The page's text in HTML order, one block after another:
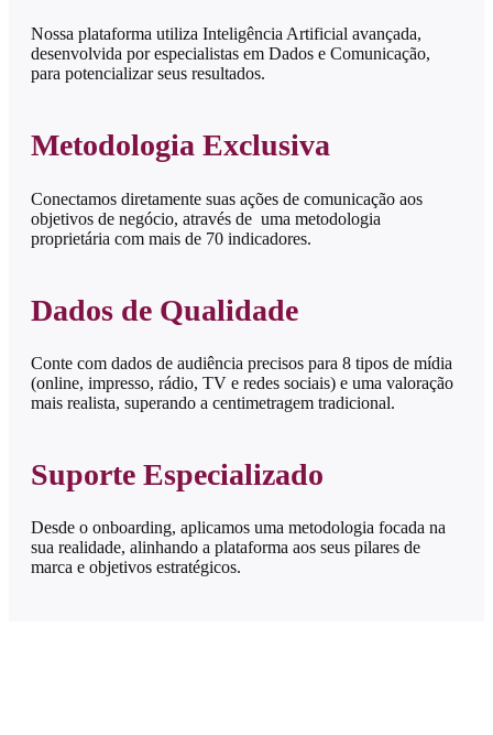
Nossa plataforma utiliza Inteligência Artificial avançada,
desenvolvida por especialistas em Dados e Comunicação,
para potencializar seus resultados.
Metodologia Exclusiva
Conectamos diretamente suas ações de comunicação aos
objetivos de negócio, através de uma metodologia
proprietária com mais de 70 indicadores.
Dados de Qualidade
Conte com dados de audiência precisos para 8 tipos de mídia
(online, impresso, rádio, TV e redes sociais) e uma valoração
mais realista, superando a centimetragem tradicional.
Suporte Especializado
Desde o onboarding, aplicamos uma metodologia focada na
sua realidade, alinhando a plataforma aos seus pilares de
marca e objetivos estratégicos.